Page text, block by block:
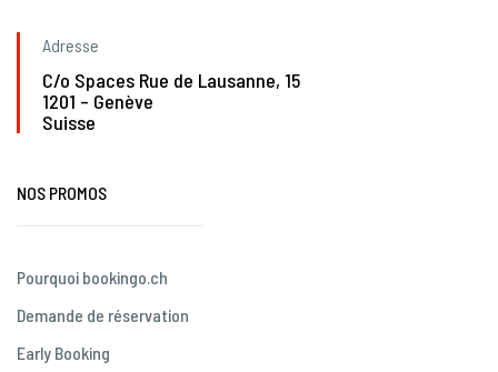
Adresse
C/o Spaces Rue de Lausanne, 15
1201 – Genève
Suisse
NOS PROMOS
Pourquoi bookingo.ch
Demande de réservation
Early Booking